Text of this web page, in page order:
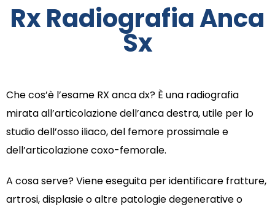
Rx Radiografia Anca
Sx
Che cos’è l’esame RX anca dx? È una radiografia
mirata all’articolazione dell’anca destra, utile per lo
studio dell’osso iliaco, del femore prossimale e
dell’articolazione coxo-femorale.
A cosa serve? Viene eseguita per identificare fratture,
artrosi, displasie o altre patologie degenerative o